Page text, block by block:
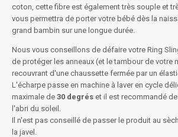
coton, cette fibre est également très souple et
vous permettra de porter votre bébé dès la
grand bambin sur une longue durée.
Nous vous conseillons de défaire votre Ring
de protéger les anneaux (et le tambour de votre
recouvrant d'une chaussette fermée par un
L'écharpe passe en machine à laver en cycle
maximale de 30 degrés et il est recommandé
l'abri du soleil.
Il n'est pas conseillé de passer le produit au
la javel.